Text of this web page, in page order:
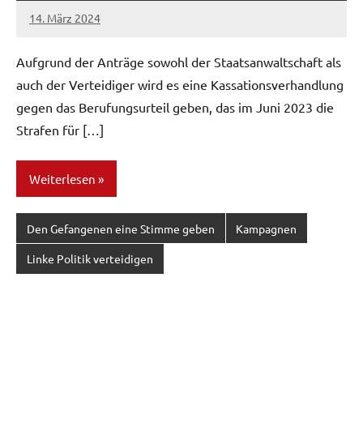
14. März 2024
network
Aufgrund der Anträge sowohl der Staatsanwaltschaft als
auch der Verteidiger wird es eine Kassationsverhandlung
gegen das Berufungsurteil geben, das im Juni 2023 die
Strafen für […]
Weiterlesen
Den Gefangenen eine Stimme geben Kampagnen
Linke Politik verteidigen